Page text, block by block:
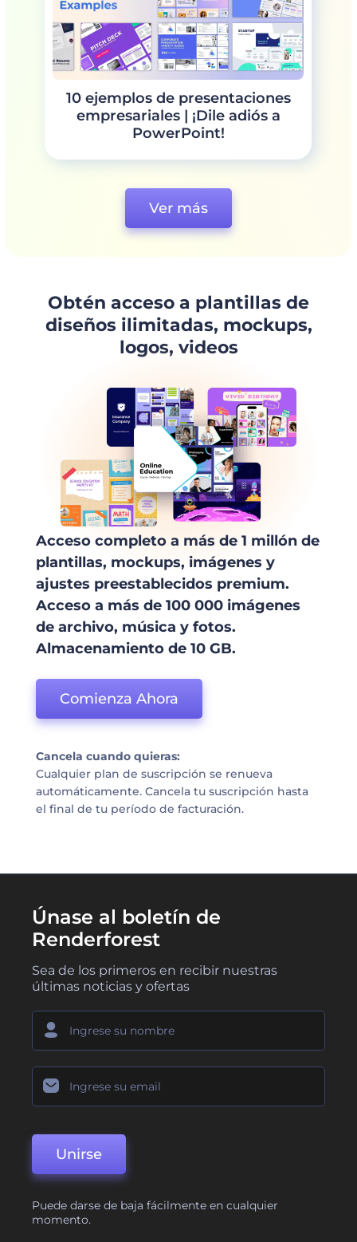
10 ejemplos de presentaciones
empresariales | ¡Dile adiós a
PowerPoint!
Ver más
Obtén acceso a plantillas de
diseños ilimitadas, mockups,
logos, videos
Acceso completo a más de 1 millón de
plantillas, mockups, imágenes y
ajustes preestablecidos premium.
Acceso a más de 100 000 imágenes
de archivo, música y fotos.
Almacenamiento de 10 GB.
Comienza Ahora
Cancela cuando quieras:
Cualquier plan de suscripción se renueva
automáticamente. Cancela tu suscripción hasta
el final de tu período de facturación.
Únase al boletín de
Renderforest
Sea de los primeros en recibir nuestras
últimas noticias y ofertas
Unirse
Puede darse de baja fácilmente en cualquier
momento.